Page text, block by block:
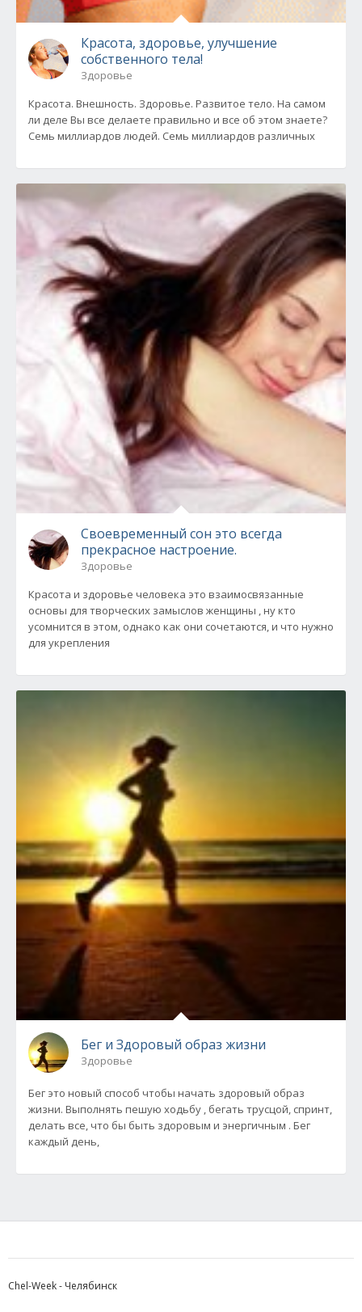
Красота, здоровье, улучшение
собственного тела!
Здоровье
Красота. Внешность. Здоровье. Развитое тело. На самом
ли деле Вы все делаете правильно и все об этом знаете?
Семь миллиардов людей. Семь миллиардов различных
Своевременный сон это всегда
прекрасное настроение.
Здоровье
Красота и здоровье человека это взаимосвязанные
основы для творческих замыслов женщины , ну кто
усомнится в этом, однако как они сочетаются, и что нужно
для укрепления
Бег и Здоровый образ жизни
Здоровье
Бег это новый способ чтобы начать здоровый образ
жизни. Выполнять пешую ходьбу , бегать трусцой, спринт,
делать все, что бы быть здоровым и энергичным . Бег
каждый день,
Chel-Week - Челябинск